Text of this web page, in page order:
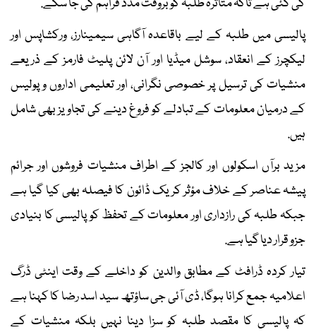
کی گئی ہے تاکہ متاثرہ طلبہ کو بروقت مدد فراہم کی جا سکے.
پالیسی میں طلبہ کے لیے باقاعدہ آگاہی سیمینارز، ورکشاپس اور
لیکچرز کے انعقاد، سوشل میڈیا اور آن لائن پلیٹ فارمز کے ذریعے
منشیات کی ترسیل پر خصوصی نگرانی، اور تعلیمی اداروں و پولیس
کے درمیان معلومات کے تبادلے کو فروغ دینے کی تجاویز بھی شامل
ہیں.
مزید برآں اسکولوں اور کالجز کے اطراف منشیات فروشوں اور جرائم
پیشہ عناصر کے خلاف مؤثر کریک ڈائون کا فیصلہ بھی کیا گیا ہے
جبکہ طلبہ کی رازداری اور معلومات کے تحفظ کو پالیسی کا بنیادی
جزو قرار دیا گیا ہے.
تیار کردہ ڈرافٹ کے مطابق والدین کو داخلے کے وقت اینٹی ڈرگ
اعلامیہ جمع کرانا ہوگا، ڈی آئی جی ساؤتھ سید اسد رضا کا کہنا ہے
کہ پالیسی کا مقصد طلبہ کو سزا دینا نہیں بلکہ منشیات کے